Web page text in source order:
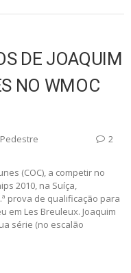
DE JOAQUIM
NO WMOC
2
(COC), a competir no
2010, na Suíça,
prova de qualificação para
em Les Breuleux. Joaquim
série (no escalão